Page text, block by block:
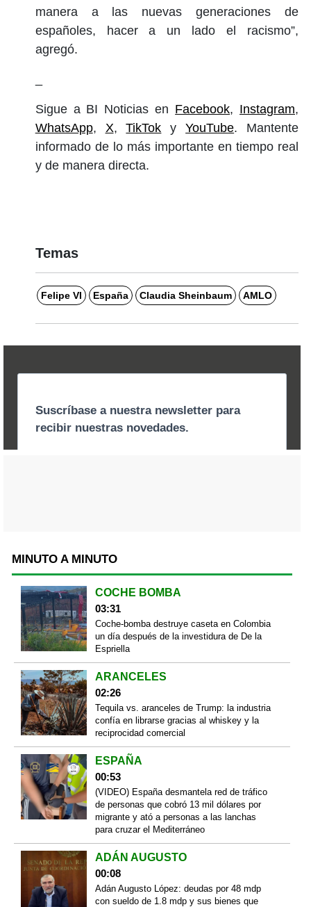
manera a las nuevas generaciones de
españoles, hacer a un lado el racismo”,
agregó.
Sigue a BI Noticias en Facebook, Instagram,
WhatsApp, X,TikTok yYouTube. Mantente
informado de lo más importante en tiempo real
y de manera directa.
Temas
Felipe VI España Claudia Sheinbaum AMLO
MINUTO A MINUTO
COCHE BOMBA
03:31
Coche-bomba destruye caseta en Colombia
un día después de la investidura de De la
Espriella
ARANCELES
02:26
Tequila vs. aranceles de Trump: la industria
confía en librarse gracias al whiskey y la
reciprocidad comercial
ESPAÑA
00:53
(VIDEO) España desmantela red de tráfico
de personas que cobró 13 mil dólares por
migrante y ató a personas a las lanchas
para cruzar el Mediterráneo
ADÁN AUGUSTO
00:08
Adán Augusto López: deudas por 48 mdp
con sueldo de 1.8 mdp y sus bienes que